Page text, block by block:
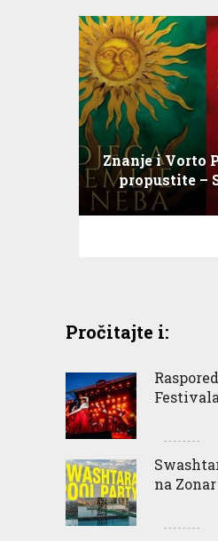
Znanje i Vorto
propustite –
namjere i
neba
Pročitajte i:
na